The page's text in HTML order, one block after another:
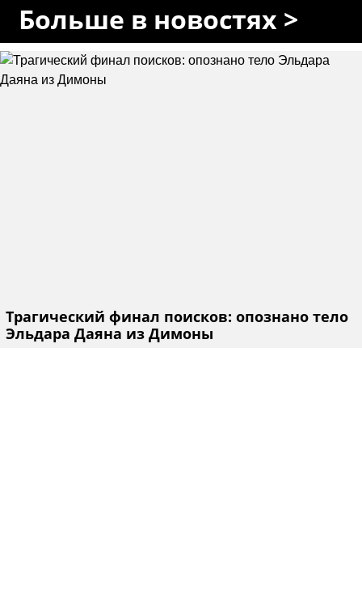
Больше в новостях >
Трагический финал поисков: опознано тело
Эльдара Даяна из Димоны